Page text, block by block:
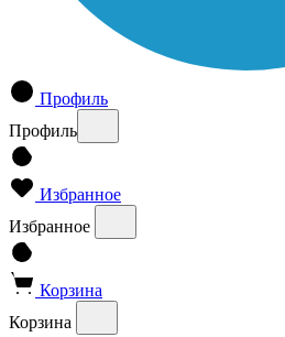
Профиль
Профиль
Избранное
Избранное
Корзина
Корзина